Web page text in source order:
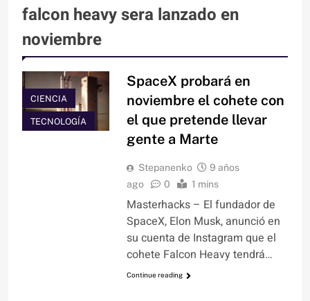
falcon heavy sera lanzado en
noviembre
CIENCIA
TECNOLOGÍA
SpaceX probará en
noviembre el cohete con
el que pretende llevar
gente a Marte
Stepanenko
9 años
ago
0 1 mins
Masterhacks – El fundador de
SpaceX, Elon Musk, anunció en
su cuenta de Instagram que el
cohete Falcon Heavy tendrá…
Continue reading